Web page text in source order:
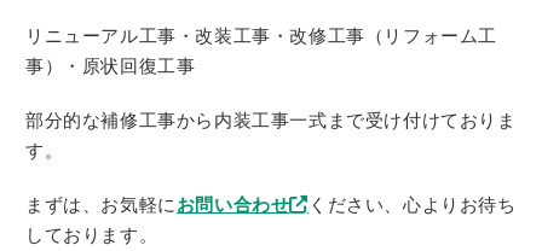
リニューアル工事・改装工事・改修工事（リフォーム工
事）・原状回復工事
部分的な補修工事から内装工事一式まで受け付けておりま
す。
まずは、お気軽にお問い合わせ
ください、心よりお待ち
しております。